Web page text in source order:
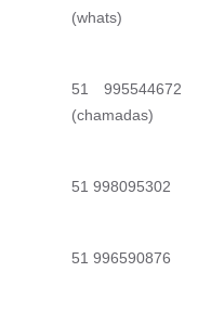
(whats)
51 995544672
(chamadas)
51 998095302
51 996590876